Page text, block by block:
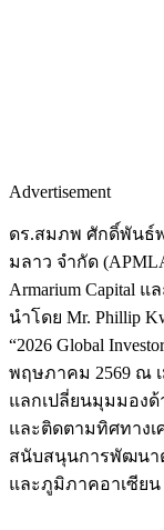
Advertisement
ดร.สมภพ ศักดิ์พันธ์
มลาว จำกัด
Armarium Capital แ
นำโดย Mr. Phillip
“2026 Global
พฤษภาคม 2569 ณ
แลกเปลี่ยนมุมมอง
และติดตามทิศทางเ
สนับสนุนการพัฒนา
และภูมิภาคอาเซียน